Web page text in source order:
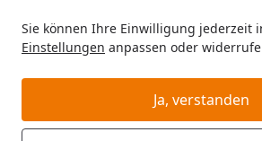
Sie können Ihre Einwilligung jederzeit
Einstellungen anpassen oder
Ja, verstanden